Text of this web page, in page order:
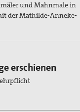
und Mahnmale in
der Mathilde-Anneke-
erschienen